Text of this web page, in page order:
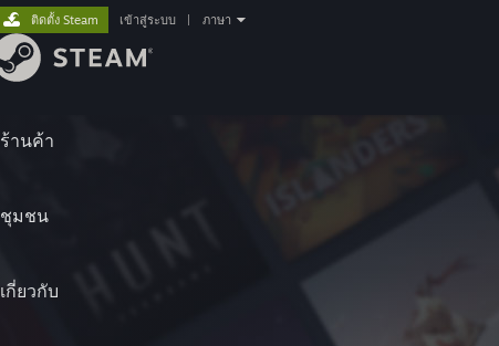
ร้านค้า
ชุมชน
เกี่ยวกับ
ติดตั้ง Steam เข้าสู่ระบบ ภาษา